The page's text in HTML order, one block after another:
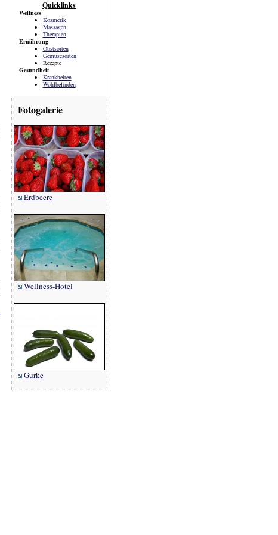
Fotogalerie
Erdbeere
Wellness-Hotel
Gurke
Quicklinks
Wellness
Kosmetik
Massagen
Therapien
Ernährung
Obstsorten
Gemüsesorten
Rezepte
Gesundheit
Krankheiten
Wohlbefinden